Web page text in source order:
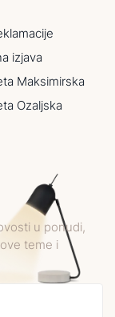
izjava
Maksimirska
Ozaljska
u ponudi,
teme i